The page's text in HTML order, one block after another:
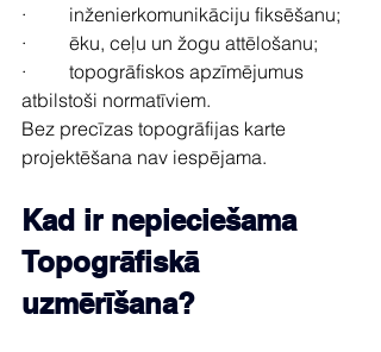
·         inženierkomunikāciju fiksēšanu;
·         ēku, ceļu un žogu attēlošanu;
·         topogrāfiskos apzīmējumus
atbilstoši normatīviem.
Bez precīzas topogrāfijas karte
projektēšana nav iespējama.
Kad ir nepieciešama
Topogrāfiskā
uzmērīšana?